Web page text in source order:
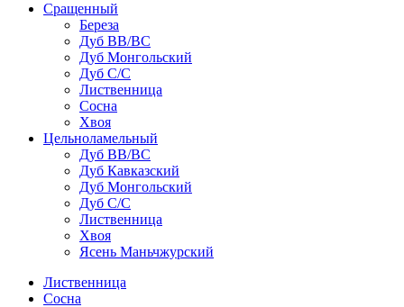
Сращенный
Береза
Дуб ВВ/ВС
Дуб Монгольский
Дуб С/С
Лиственница
Сосна
Хвоя
Цельноламельный
Дуб ВВ/ВС
Дуб Кавказский
Дуб Монгольский
Дуб С/С
Лиственница
Хвоя
Ясень Маньчжурский
Лиственница
Сосна